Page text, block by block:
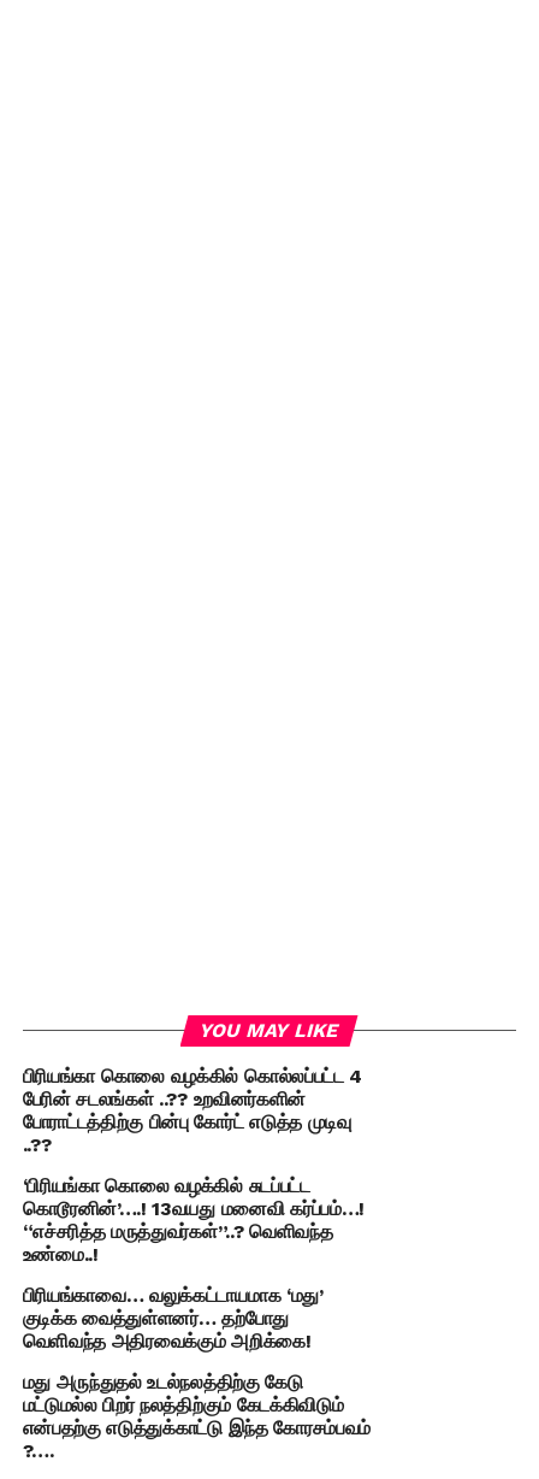
YOU MAY LIKE
பிரியங்கா கொலை வழக்கில் கொல்லப்பட்ட 4
பேரின் சடலங்கள் ..?? உறவினர்களின்
போராட்டத்திற்கு பின்பு கோர்ட் எடுத்த முடிவு
..??
‘பிரியங்கா கொலை வழக்கில் சுடப்பட்ட
கொடூரனின்’….! 13வயது மனைவி கர்ப்பம்…!
“எச்சரித்த மருத்துவர்கள்”..? வெளிவந்த
உண்மை..!
பிரியங்காவை… வலுக்கட்டாயமாக ‘மது’
குடிக்க வைத்துள்ளனர்… தற்போது
வெளிவந்த அதிரவைக்கும் அறிக்கை!
மது அருந்துதல் உடல்நலத்திற்கு கேடு
மட்டுமல்ல பிறர் நலத்திற்கும் கேடக்கிவிடும்
என்பதற்கு எடுத்துக்காட்டு இந்த கோரசம்பவம்
?….